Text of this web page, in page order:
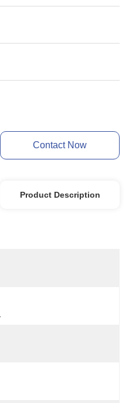
Contact Now
Product Description